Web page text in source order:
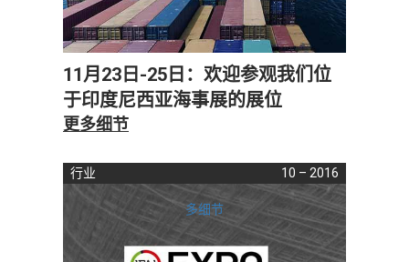
11月23日-25日：欢迎参观我们位
于印度尼西亚海事展的展位
更多细节
行业 10 – 2016
多细节